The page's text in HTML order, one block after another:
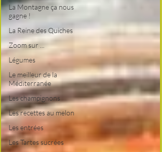
La Montagne ça nous
gagne !
La Reine des Quiches
Zoom sur ...
Légumes
Le meilleur de la
Méditerranée
Les champignons
Les recettes au melon
Les entrées
Les Tartes sucrées